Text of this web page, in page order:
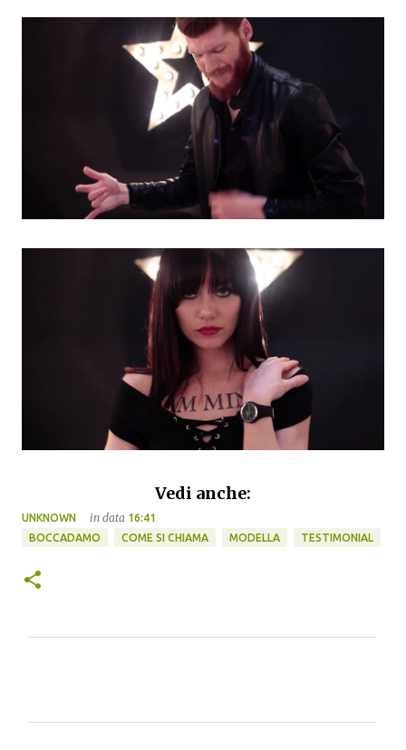
Vedi anche:
UNKNOWN in data 16:41
BOCCADAMO
COME SI CHIAMA MODELLA TESTIMONIAL